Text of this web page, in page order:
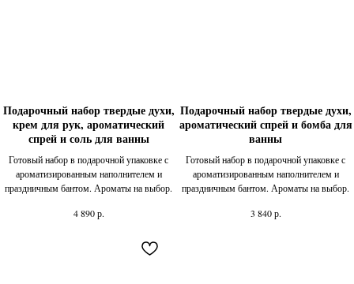
Подарочный набор твердые духи,
крем для рук, ароматический
спрей и соль для ванны
Готовый набор в подарочной упаковке с
ароматизированным наполнителем и
праздничным бантом. Ароматы на выбор.
4 890 р.
Подарочный набор твердые духи,
ароматический спрей и бомба для
ванны
Готовый набор в подарочной упаковке с
ароматизированным наполнителем и
праздничным бантом. Ароматы на выбор.
3 840 р.